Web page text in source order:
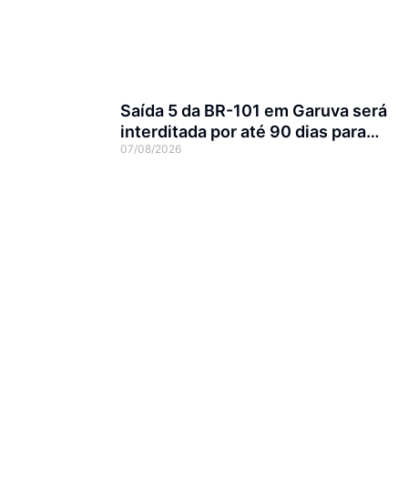
Saída 5 da BR-101 em Garuva será
interditada por até 90 dias para
obras
07/08/2026